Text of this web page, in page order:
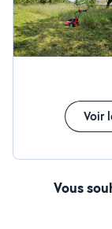
Voir
Vous